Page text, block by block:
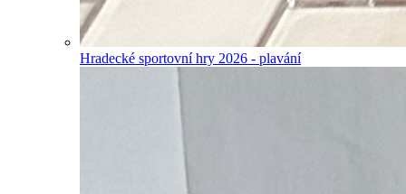
Hradecké sportovní hry 2026 - plavání